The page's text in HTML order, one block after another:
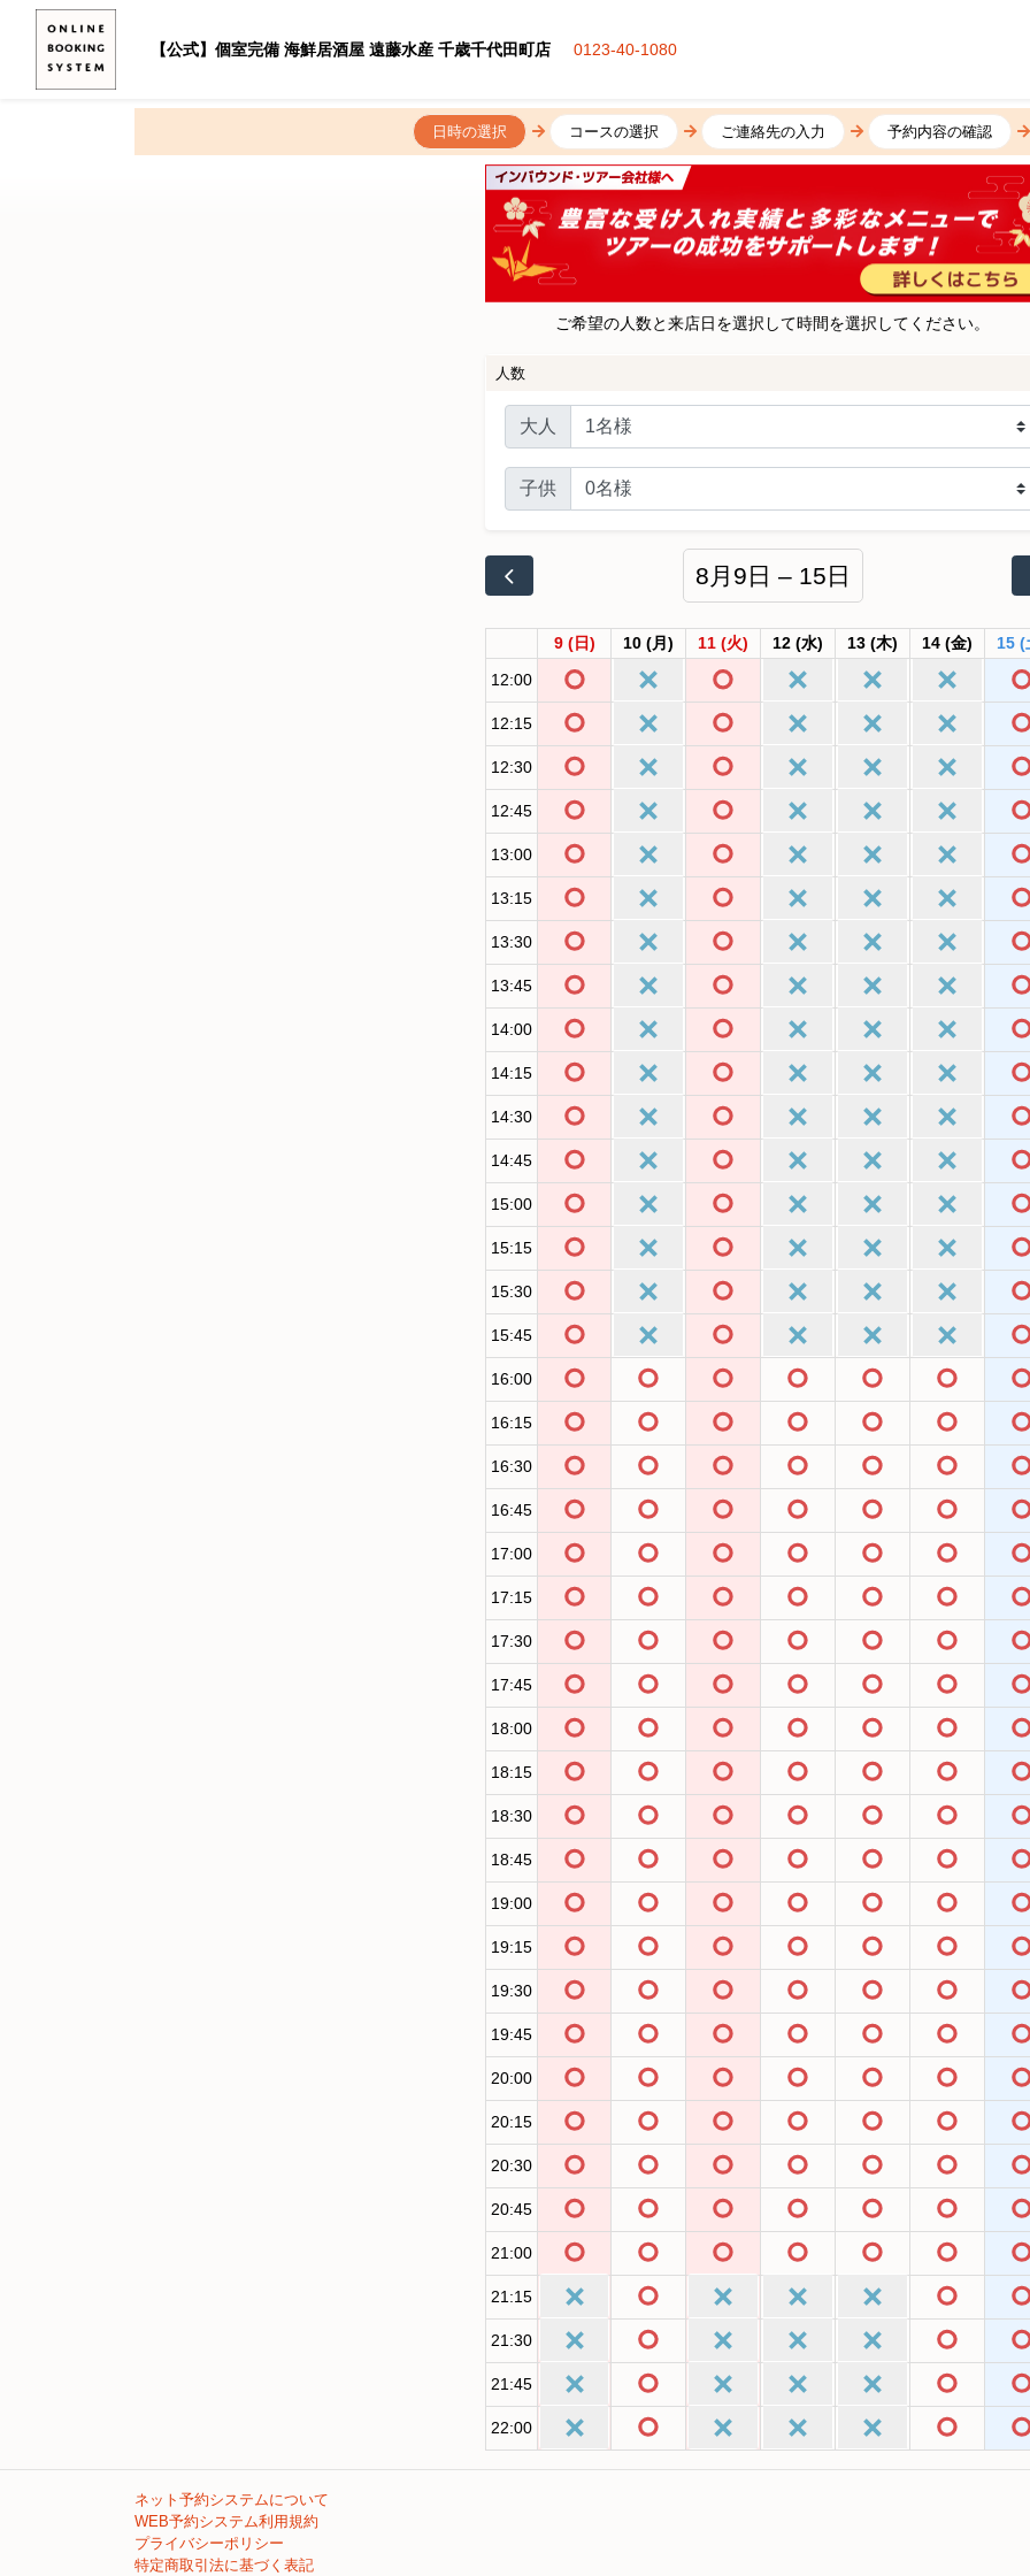
【公式】個室完備 海鮮居酒屋 遠藤水産 千歳千代田町店 0123-40-1080
日時の選択 コースの選択 ご連絡先の入力 予約内容の確認
ご希望の人数と来店日を選択して時間を選択してください。
人数
大人
子供
8月9日 – 15日
9 (日) 10 (月) 11 (火) 12 (水) 13 (木) 14 (金) 15 (
12:00
12:15
12:30
12:45
13:00
13:15
13:30
13:45
14:00
14:15
14:30
14:45
15:00
15:15
15:30
15:45
16:00
16:15
16:30
16:45
17:00
17:15
17:30
17:45
18:00
18:15
18:30
18:45
19:00
19:15
19:30
19:45
20:00
20:15
20:30
20:45
21:00
21:15
21:30
21:45
22:00
ネット予約システムについて
WEB予約システム利用規約
プライバシーポリシー
特定商取引法に基づく表記